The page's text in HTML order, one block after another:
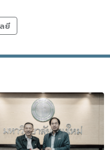
ยี